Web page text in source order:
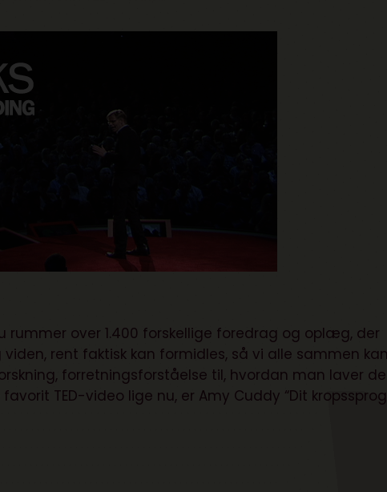
rummer over 1.400 forskellige foredrag og oplæg, der
rent faktisk kan formidles, så vi alle sammen
forretningsforståelse til, hvordan man laver
TED-video lige nu, er Amy Cuddy “Dit